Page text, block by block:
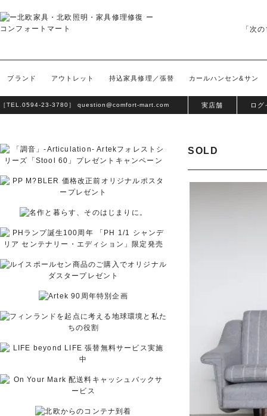
「次
ブランド アウトレット 持込家具修理／張替 カールハンセン&サン
［TEL. 0594-23-3780］ question@comfort-mart.com 実店舗 ログ
SOLD